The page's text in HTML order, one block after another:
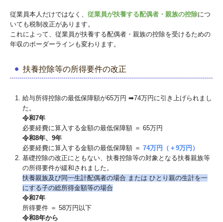
従業員本人だけではなく、 従業員が扶養する配偶者・親族の控除につ
いても税制改正があります。
これによって、従業員が扶養する配偶者・親族の控除を受けるための
年収のボーダーラインも変わります。
扶養控除等の所得要件の改正
給与所得控除の最低保障額が65万円 ➡74万円に引き上げられまし
た。
令和7年
必要経費に算入する金額の最低保障額 ＝ 65万円
令和8年、9年
必要経費に算入する金額の最低保障額 ＝ 74万円（＋9万円）
基礎控除の改正にともない、扶養控除等の対象となる扶養親族等
の所得要件が緩和されました。
扶養親族及び同⼀⽣計配偶者の場合 または ひとり親の⽣計を⼀
にする⼦の総所得⾦額等の場合
令和7年
所得要件 ＝ 58万円以下
令和8年から